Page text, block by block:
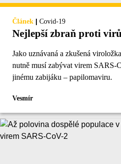
Článek | Covid-19
Nejlepší zbraň proti
Jako uznávaná a zkušená
nutně musí zabývat virem SARS-
jinému zabijáku – papilomaviru.
Vesmír